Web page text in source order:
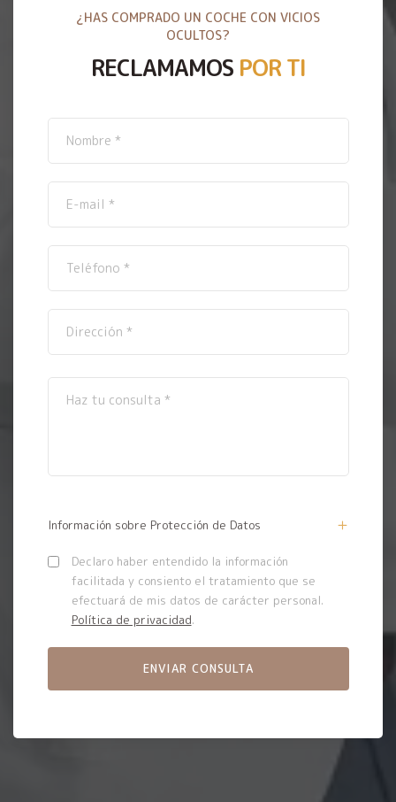
¿HAS COMPRADO UN COCHE CON VICIOS
OCULTOS?
RECLAMAMOS POR TI
Información sobre Protección de Datos
Declaro haber entendido la información
facilitada y consiento el tratamiento que se
efectuará de mis datos de carácter personal.
Política de privacidad.